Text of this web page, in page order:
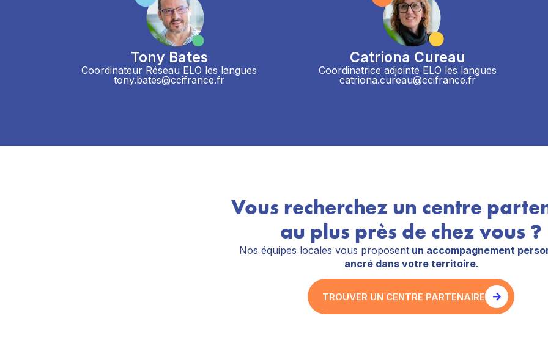
Tony Bates
Coordinateur Réseau ELO les langues
tony.bates@ccifrance.fr
Catriona Cureau
Coordinatrice adjointe ELO les langues
catriona.cureau@ccifrance.fr
Vous recherchez un centre
au plus près de chez vous ?
Nos équipes locales vous proposentun accompagnement
ancré dans votre territoire.
TROUVER UN CENTRE PARTENAIRE